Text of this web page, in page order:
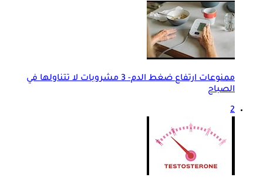
ممنوعات ارتفاع ضغط الدم- 3 مشروبات لا تتناولها في
الصباح
2